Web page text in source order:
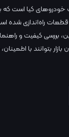
کیا است که
راه‌اندازی شده
کیفیت و
بتوانند با